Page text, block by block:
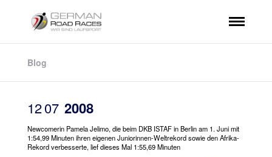
Blog
1207 2008
Newcomerin Pamela Jelimo, die beim DKB ISTAF in Berlin am 1. Juni mit
1:54,99 Minuten ihren eigenen Juniorinnen-Weltrekord sowie den Afrika-
Rekord verbesserte, lief dieses Mal 1:55,69 Minuten